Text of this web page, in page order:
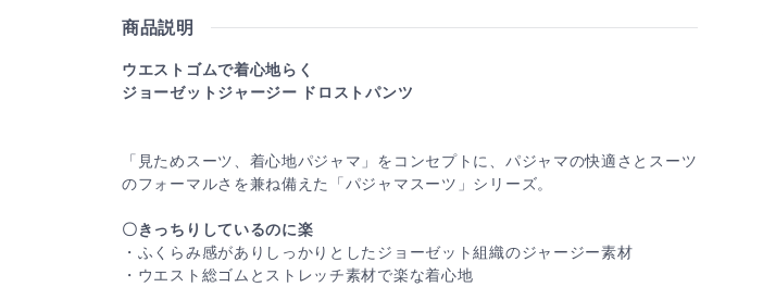
商品説明
ウエストゴムで着心地らく
ジョーゼットジャージー ドロストパンツ
「見ためスーツ、着心地パジャマ」をコンセプトに、パジャマの快適さとスーツ
のフォーマルさを兼ね備えた「パジャマスーツ」シリーズ。
〇きっちりしているのに楽
・ふくらみ感がありしっかりとしたジョーゼット組織のジャージー素材
・ウエスト総ゴムとストレッチ素材で楽な着心地